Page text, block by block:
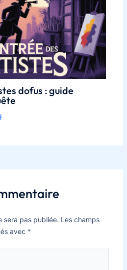
dofus : guide
sera pas publiée. Les champs
avec *